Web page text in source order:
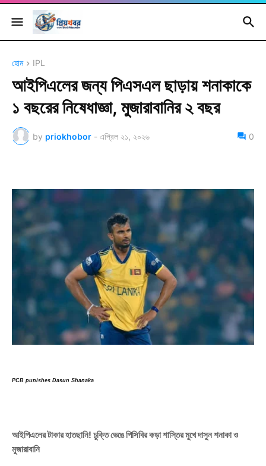
হোম IPL
আইপিএলের জন্য পিএসএল ছাড়ায় শনাকাকে
১ বছরের নিষেধাজ্ঞা, মুজারাবানির ২ বছর
by priokhobor - এপ্রিল ২১, ২০২৬ 0
PCB punishes Dasun Shanaka
আইপিএলের টাকার হাতছানি! চুক্তি ভেঙে পিসিবির কড়া শাস্তির মুখে দাসুন শনাকা ও
মুজারাবানি